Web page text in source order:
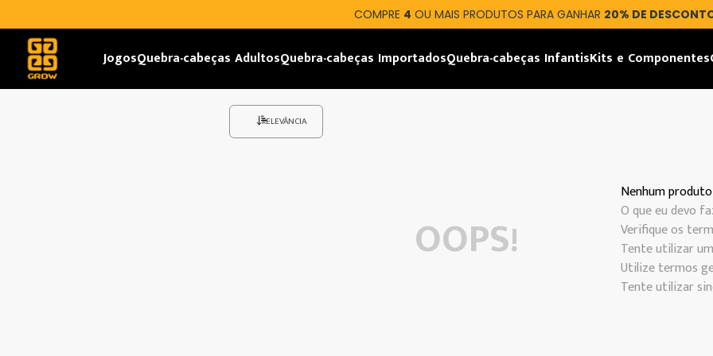
COMPRE 4 OU MAIS PRODUTOS PARA GANHAR 20% DE
JogosQuebra-cabeças AdultosQuebra-cabeças ImportadosQuebra-cabeças InfantisKits e Componentes
RELEVÂNCIA
OOPS!
Nenhum
O que eu devo
Verifique os
Tente utilizar
Utilize termos
Tente utilizar